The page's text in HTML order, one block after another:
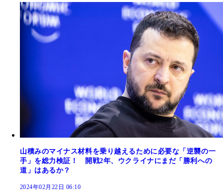
山積みのマイナス材料を乗り越えるために必要な「逆襲の一
手」を総力検証！ 開戦2年、ウクライナにまだ「勝利への
道」はあるか？
2024年02月22日 06:10